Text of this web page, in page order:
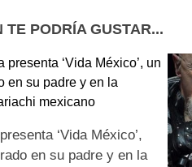
TE PODRÍA GUSTAR...
‘Vida México’,
en su padre y en la